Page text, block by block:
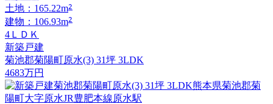
土地：165.22m2
建物：106.93m2
4ＬＤＫ
新築戸建
菊池郡菊陽町原水(3) 31坪 3LDK
4683万円